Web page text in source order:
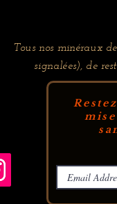
Tous nos minéraux
signalées), de